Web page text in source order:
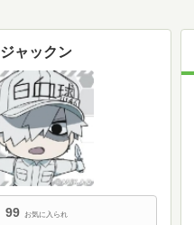
ジャックン
99 お気に入られ